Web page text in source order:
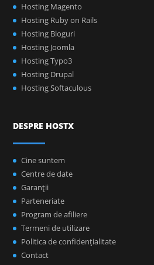
Hosting Magento
Hosting Ruby on Rails
Hosting Bloguri
Hosting Joomla
Hosting Typo3
Hosting Drupal
Hosting Softaculous
DESPRE HOSTX
Cine suntem
Centre de date
Garanţii
Parteneriate
Program de afiliere
Termeni de utilizare
Politica de confidenţialitate
Contact